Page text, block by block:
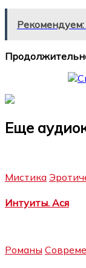
Рекомендуем:
Еще
Мистика
Интуиты. Ася
Романы